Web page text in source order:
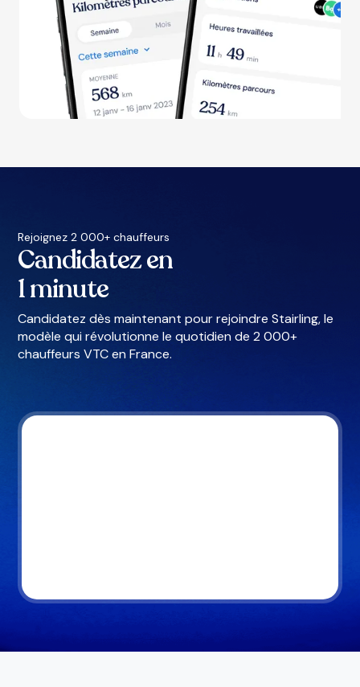
Rejoignez 2 000+ chauffeurs
Candidatez en
1 minute
Candidatez dès maintenant pour rejoindre Stairling, le
modèle qui révolutionne le quotidien de 2 000+
chauffeurs VTC en France.